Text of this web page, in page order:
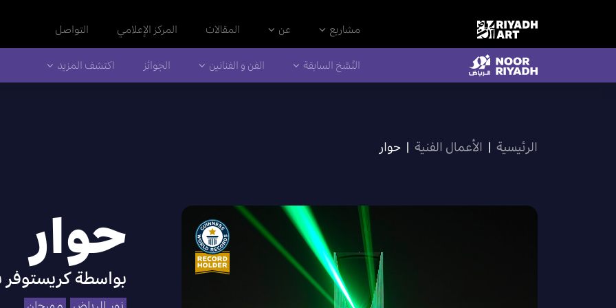
مشاريع عن المقالات المركز الإعلامي التواصل
النُسَّخ السابقة الفن و الفنانين الجوائز اكتشف المزيد
الرئيسية | الأعمال الفنية | حوار
حوار
بواسطةكريستوفر